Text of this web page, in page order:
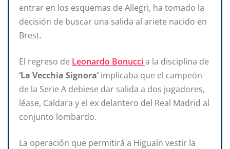
entrar en los esquemas de Allegri, ha tomado la
decisión de buscar una salida al ariete nacido en
Brest.
El regreso de Leonardo Bonuccia la disciplina de
‘La Vecchia Signora’implicaba que el campeón
de la Serie A debiese dar salida a dos jugadores,
léase, Caldara y el ex delantero del Real Madrid al
conjunto lombardo.
La operación que permitirá a Higuaín vestir la